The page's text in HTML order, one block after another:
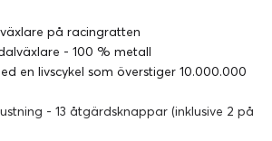
på racingratten
- 100 % metall
en livscykel som överstiger 10.000.000
- 13 åtgärdsknappar (inklusive 2 på